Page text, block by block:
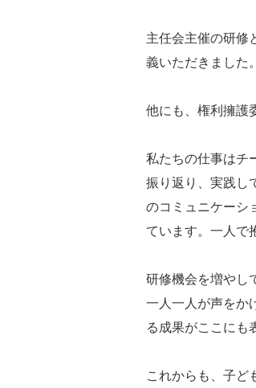
主任会主催の研修
義いただきました。
他にも、権利擁護
私たちの仕事はチ
振り返り、実践し
のコミュニケーシ
ています。一人で
研修機会を増やし
一人一人が声をか
る成果がここにも
これからも、子ど